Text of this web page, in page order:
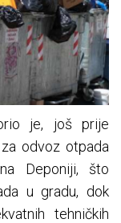
je, još prije
odvoz otpada
Deponiji, što
u gradu, dok
tehničkih